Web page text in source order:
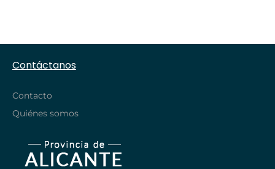
Contáctanos
Contacto
Quiénes somos